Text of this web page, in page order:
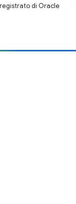
di Oracle